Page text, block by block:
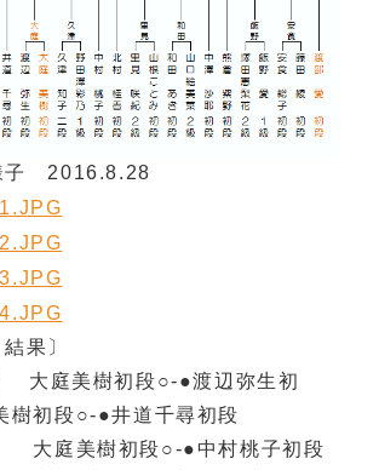
子 2016.8.28
果〕
大庭美樹初段○‐●渡辺弥生初
初段○-●井道千尋初段
初段○-●中村桃子初段